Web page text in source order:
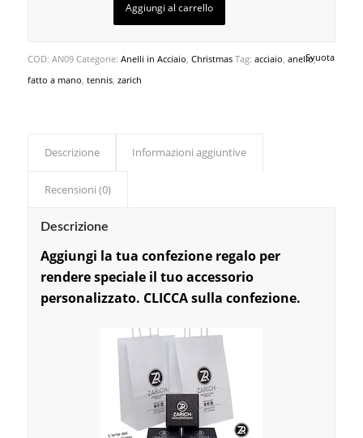
Svuota
Aggiungi al carrello
COD: AN09 Categorie: Anelli in Acciaio, Christmas Tag: acciaio, anello,
fatto a mano, tennis, zarich
Descrizione Informazioni aggiuntive
Recensioni (0)
Descrizione
Aggiungi la tua confezione regalo per
rendere speciale il tuo accessorio
personalizzato. CLICCA sulla confezione.